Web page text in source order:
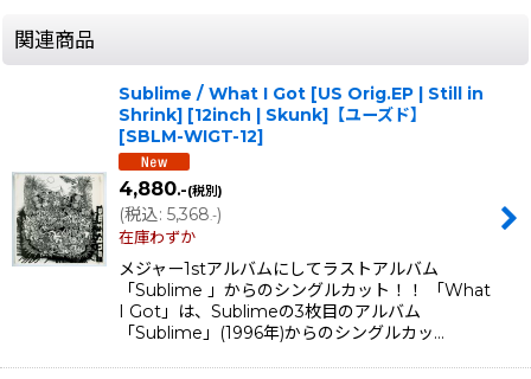
関連商品
Sublime / What I Got [US Orig.EP | Still in
Shrink] [12inch | Skunk]【ユーズド】
[SBLM-WIGT-12]
4,880.-(税別)
(税込: 5,368.-)
在庫わずか
メジャー1stアルバムにしてラストアルバム
「Sublime 」からのシングルカット！！ 「What
I Got」は、Sublimeの3枚目のアルバム
「Sublime」(1996年)からのシングルカッ…